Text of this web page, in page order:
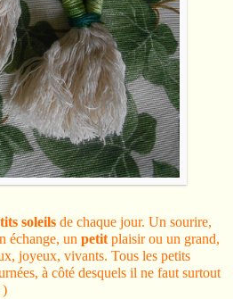
soleils de chaque jour. Un sourire,
échange, un petit plaisir ou un grand,
joyeux, vivants. Tous les petits
à côté desquels il ne faut surtout
)